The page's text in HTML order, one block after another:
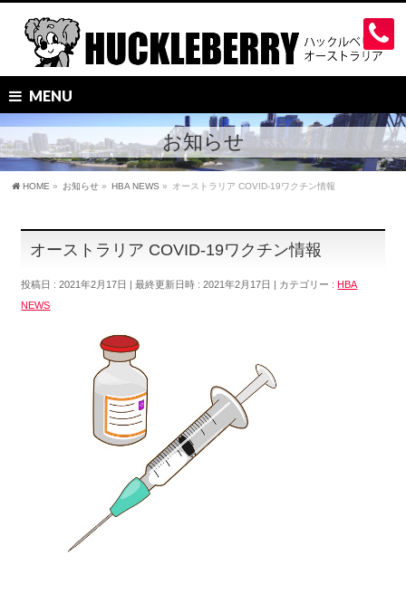
MENU
お知らせ
HOME » お知らせ » HBA NEWS » オーストラリア COVID-19ワクチン情報
オーストラリア COVID-19ワクチン情報
投稿日 : 2021年2月17日 最終更新日時 : 2021年2月17日 カテゴリー :HBA
NEWS